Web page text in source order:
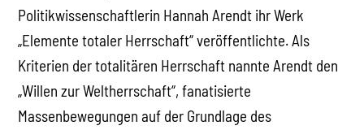
Politikwissenschaftlerin Hannah Arendt ihr Werk
„Elemente totaler Herrschaft“ veröffentlichte. Als
Kriterien der totalitären Herrschaft nannte Arendt den
„Willen zur Weltherrschaft“, fanatisierte
Massenbewegungen auf der Grundlage des